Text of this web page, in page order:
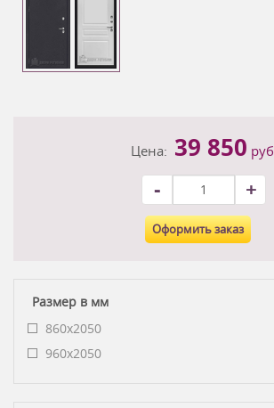
Цена: 39 850 руб.
- +
Оформить заказ
Размер в мм
860x2050
960x2050